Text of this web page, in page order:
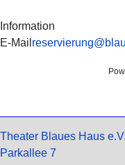
Information
E-Mail
Theater Blaues Haus e.V.
Parkallee 7